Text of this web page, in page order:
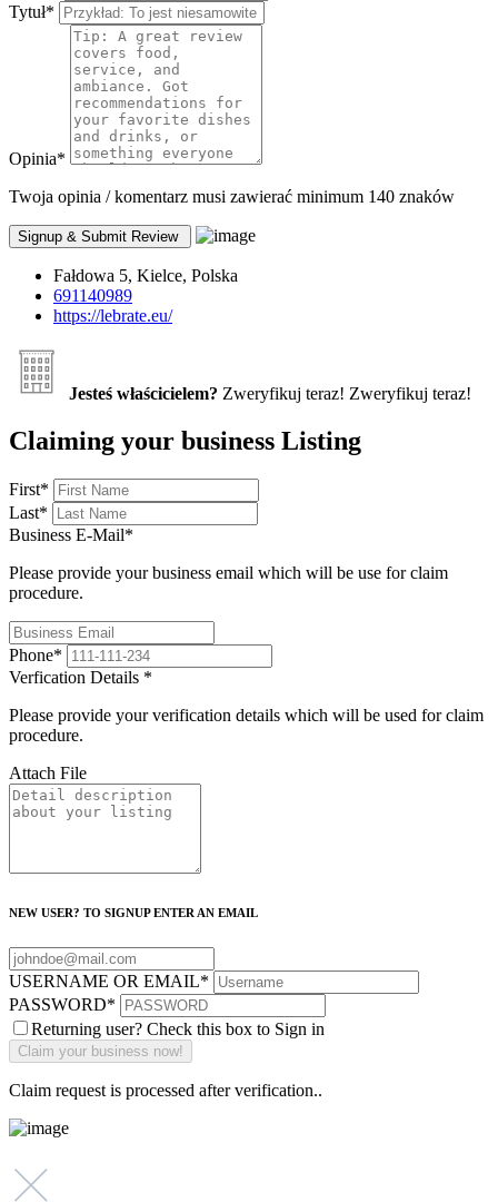
Tytuł*
Opinia*
Twoja opinia / komentarz musi zawierać minimum 140 znaków
Fałdowa 5, Kielce, Polska
691140989
https://lebrate.eu/
Jesteś właścicielem? Zweryfikuj teraz! Zweryfikuj teraz!
Claiming your business Listing
First*
Last*
Business E-Mail*
Please provide your business email which will be use for claim
procedure.
Phone*
Verfication Details *
Please provide your verification details which will be used for claim
procedure.
Attach File
NEW USER? TO SIGNUP ENTER AN EMAIL
USERNAME OR EMAIL*
PASSWORD*
Returning user? Check this box to Sign in
Claim request is processed after verification..